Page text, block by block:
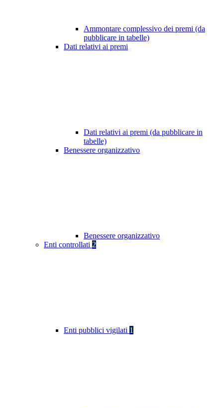
Ammontare complessivo dei premi (da
pubblicare in tabelle)
Dati relativi ai premi
Dati relativi ai premi (da pubblicare in
tabelle)
Benessere organizzativo
Benessere organizzativo
Enti controllati 2
Enti pubblici vigilati 1